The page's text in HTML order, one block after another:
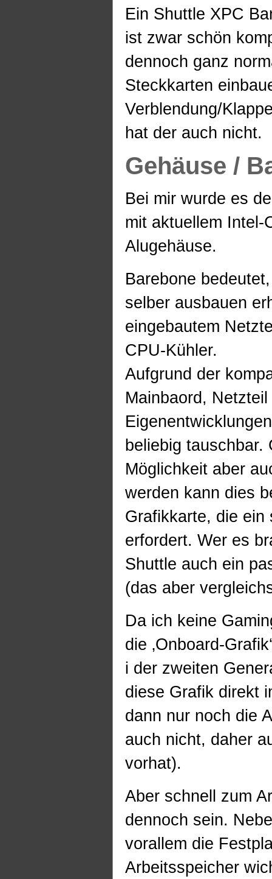
Ein Shuttle XPC
ist zwar schön
dennoch ganz
Steckkarten
Verblendung/
hat der auch nicht.
Gehäuse /
Bei mir wurde es
mit aktuellem Intel-
Alugehäuse.
Barebone
selber ausbauen
eingebautem
CPU-Kühler.
Aufgrund der
Mainbaord,
beliebig tauschbar.
Möglichkeit aber
werden kann dies
Grafikkarte, die ein
erfordert. Wer es
Shuttle auch ein
(das aber
Da ich keine
die ‚Onboard-
i der zweiten
diese Grafik direkt
dann nur noch die
auch nicht, daher
vorhat).
Aber schnell zum
dennoch sein.
vorallem die
Arbeitsspeicher